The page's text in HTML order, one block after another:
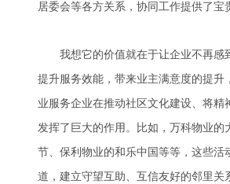
居委会等各方关系，协同工作提供了宝
我想它的价值就在于让企业不再感
提升服务效能，带来业主满意度的提
业服务企业在推动社区文化建设、将
发挥了巨大的作用。比如，万科物业
节、保利物业的和乐中国等等，这些
道，建立守望互助、互信友好的邻里